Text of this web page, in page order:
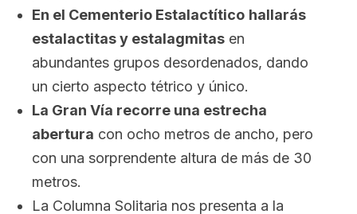
En el Cementerio Estalactítico hallarás
estalactitas y estalagmitas en
abundantes grupos desordenados, dando
un cierto aspecto tétrico y único.
La Gran Vía recorre una estrecha
abertura con ocho metros de ancho, pero
con una sorprendente altura de más de 30
metros.
La Columna Solitaria nos presenta a la